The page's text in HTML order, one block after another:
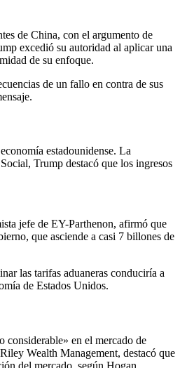
de China, con el argumento de
excedió su autoridad al aplicar una
de su enfoque.
de un fallo en contra de sus
estadounidense. La
Trump destacó que los ingresos
jefe de EY-Parthenon, afirmó que
que asciende a casi 7 billones de
las tarifas aduaneras conduciría a
de Estados Unidos.
considerable» en el mercado de
Wealth Management, destacó que
del mercado, según Hogan,